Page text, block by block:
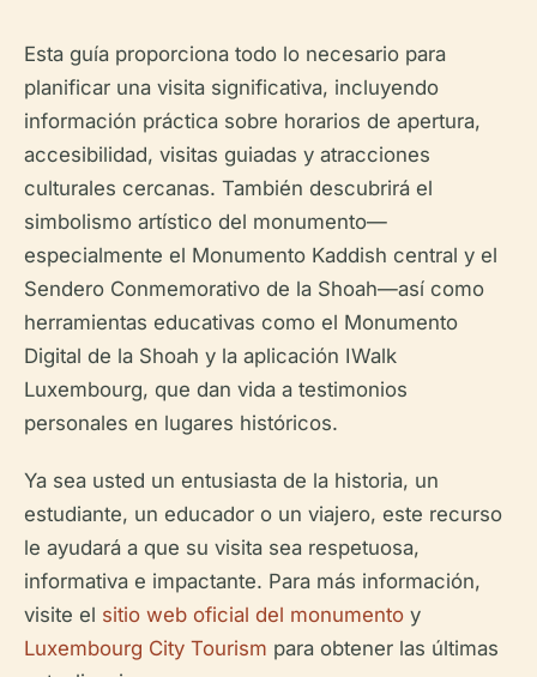
Esta guía proporciona todo lo necesario para
planificar una visita significativa, incluyendo
información práctica sobre horarios de apertura,
accesibilidad, visitas guiadas y atracciones
culturales cercanas. También descubrirá el
simbolismo artístico del monumento—
especialmente el Monumento Kaddish central y el
Sendero Conmemorativo de la Shoah—así como
herramientas educativas como el Monumento
Digital de la Shoah y la aplicación IWalk
Luxembourg, que dan vida a testimonios
personales en lugares históricos.
Ya sea usted un entusiasta de la historia, un
estudiante, un educador o un viajero, este recurso
le ayudará a que su visita sea respetuosa,
informativa e impactante. Para más información,
visite el sitio web oficial del monumento y
Luxembourg City Tourism para obtener las últimas